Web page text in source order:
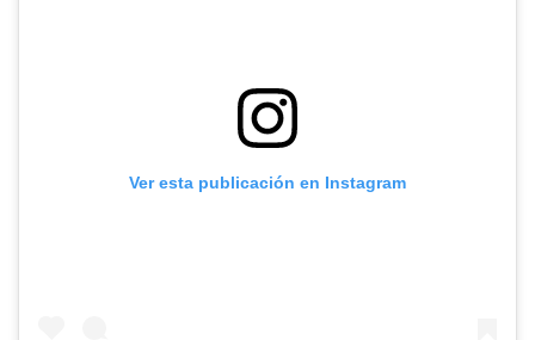
Ver esta publicación en Instagram